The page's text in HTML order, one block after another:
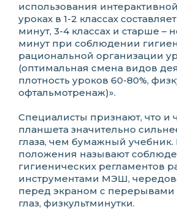
использования
уроках в 1-2 классах
минут, 3-4 классах и старше –
минут при соблюдении
рациональной организации
(оптимальная смена видов
плотность уроков 60-80%,
офтальмотренаж)».
Специалисты признают, что и
планшета значительно
глаза, чем бумажный
положения называют
гигиенических регламентов
инструментами МЭШ,
перед экраном с перерывами
глаз, физкультминутки.